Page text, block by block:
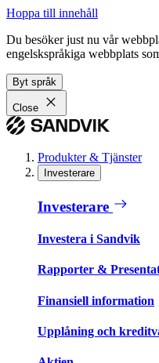
Hoppa till innehåll
Du besöker just nu vår
engelskspråkiga webbplats
Byt språk
Close
Produkter & Tjänster
Investerare
Investerare
Investera i Sandvik
Rapporter &
Finansiell information
Upplåning och